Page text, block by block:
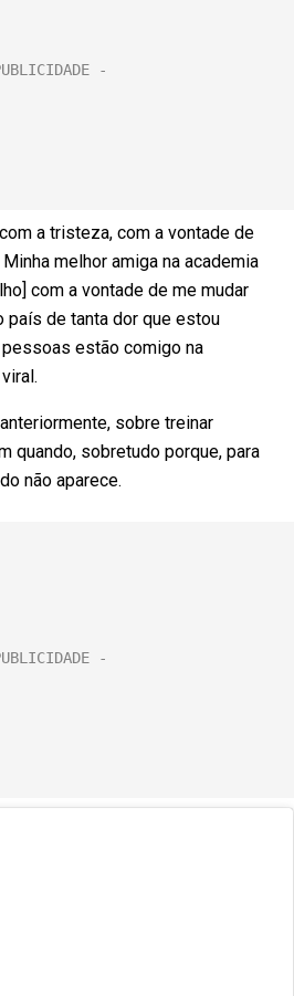
a tristeza, com a vontade de
melhor amiga na academia
com a vontade de me mudar
país de tanta dor que estou
estão comigo na
sobre treinar
quando, sobretudo porque, para
não aparece.